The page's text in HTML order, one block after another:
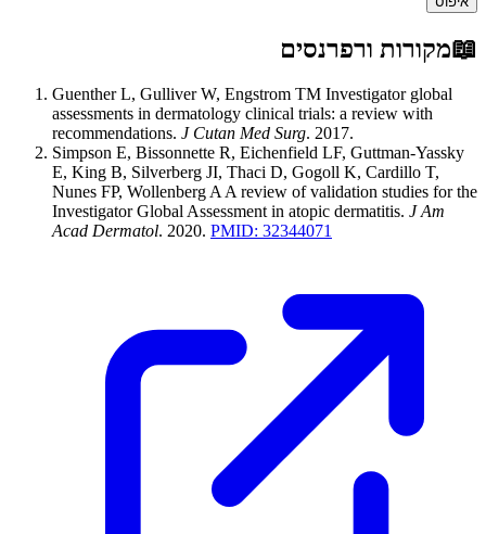
📖מקורות ורפרנסים
Guenther L, Gulliver W, Engstrom TM Investigator global
assessments in dermatology clinical trials: a review with
recommendations. J Cutan Med Surg. 2017.
Simpson E, Bissonnette R, Eichenfield LF, Guttman-Yassky
E, King B, Silverberg JI, Thaci D, Gogoll K, Cardillo T,
Nunes FP, Wollenberg AA review of validation studies for the
Investigator Global Assessment in atopic dermatitis. J Am
Acad Dermatol. 2020. PMID: 32344071